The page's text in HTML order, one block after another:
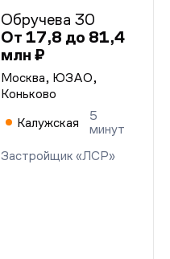
Обручева 30
От 17,8 до 81,4
млн ₽
Москва, ЮЗАО,
Коньково
Калужская
5
минут
Застройщик «ЛСР»